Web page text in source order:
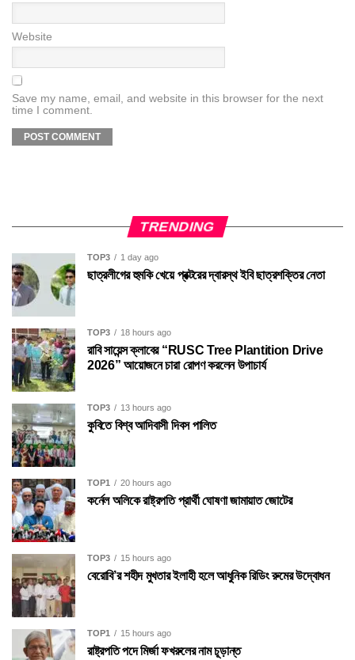
Website
Save my name, email, and website in this browser for the next
time I comment.
TRENDING
TOP3 1 day ago
ছাত্রলীগের হুমকি খেয়ে প্রক্টরের দ্বারস্থ ইবি ছাত্রশক্তির নেতা
TOP3 18 hours ago
রাবি সায়েন্স ক্লাবের “RUSC Tree Plantition Drive
2026” আয়োজনে চারা রোপণ করলেন উপাচার্য
TOP3 13 hours ago
কুবিতে বিশ্ব আদিবাসী দিবস পালিত
TOP1 20 hours ago
কর্নেল অলিকে রাষ্ট্রপতি প্রার্থী ঘোষণা জামায়াত জোটের
TOP3 15 hours ago
বেরোবি’র শহীদ মুখতার ইলাহী হলে আধুনিক রিডিং রুমের উদ্বোধন
TOP1 15 hours ago
রাষ্ট্রপতি পদে মির্জা ফখরুলের নাম চূড়ান্ত